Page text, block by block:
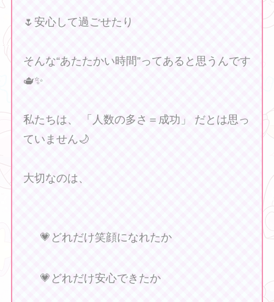
🌷安心して過ごせたり
そんな“あたたかい時間”ってあると思うんです
🫖✨
私たちは、 「人数の多さ＝成功」 だとは思っ
ていません🌙
大切なのは、
💗どれだけ笑顔になれたか
💗どれだけ安心できたか